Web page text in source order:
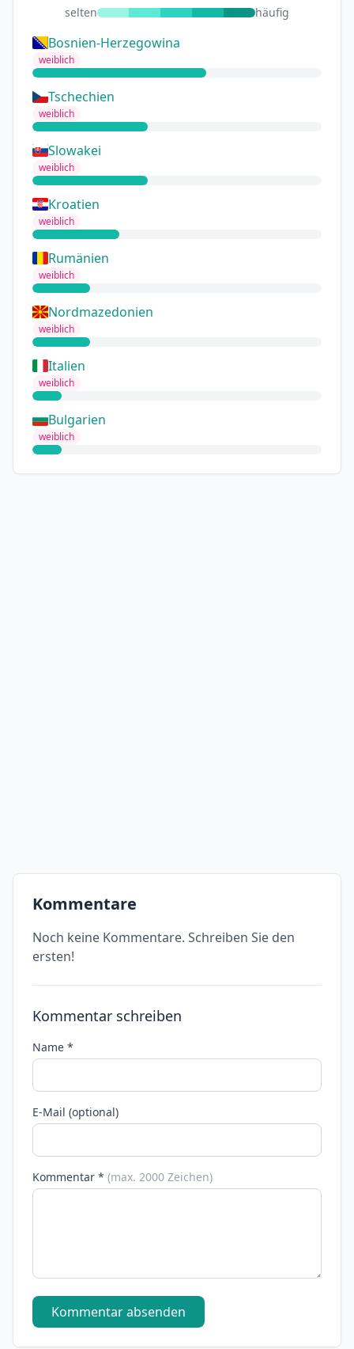
selten häufig
Bosnien-Herzegowina
weiblich
Tschechien
weiblich
Slowakei
weiblich
Kroatien
weiblich
Rumänien
weiblich
Nordmazedonien
weiblich
Italien
weiblich
Bulgarien
weiblich
Kommentare
Noch keine Kommentare. Schreiben Sie den
ersten!
Kommentar schreiben
Name *
E-Mail (optional)
Kommentar * (max. 2000 Zeichen)
Kommentar absenden